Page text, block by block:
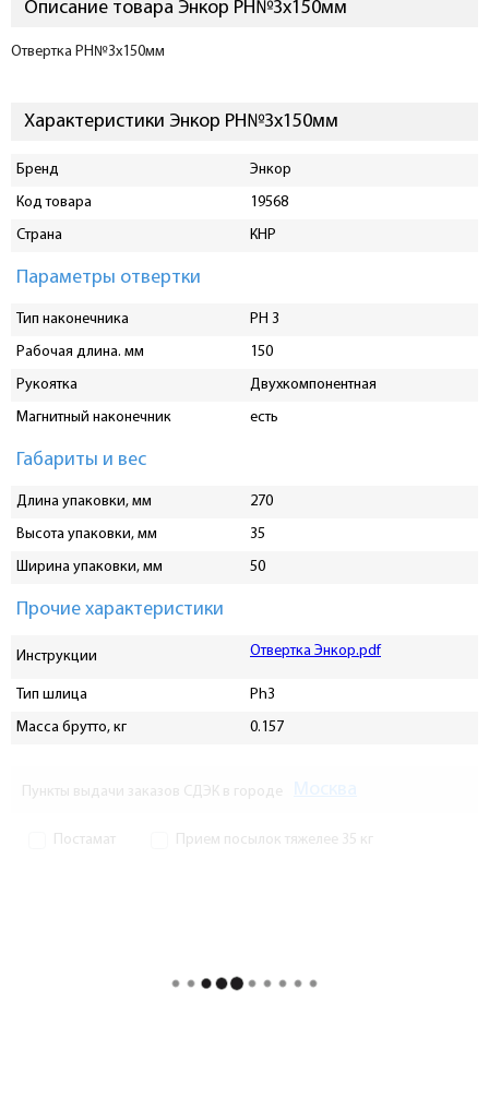
Описание товара Энкор PH№3х150мм
Отвертка PH№3х150мм
Характеристики Энкор PH№3х150мм
Бренд
Энкор
Код товара
19568
Страна
КНР
Параметры отвертки
Тип наконечника
PH 3
Рабочая длина. мм
150
Рукоятка
Двухкомпонентная
Магнитный наконечник
есть
Габариты и вес
Длина упаковки, мм
270
Высота упаковки, мм
35
Ширина упаковки, мм
50
Прочие характеристики
Инструкции Отвертка Энкор.pdf
Тип шлица
Ph3
Масса брутто, кг
0.157
Пункты выдачи заказов СДЭК в городе
Постамат Прием посылок тяжелее 35 кг